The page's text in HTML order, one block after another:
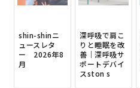
shin-shinニ
ュースレタ
ー 2026年8
月
深呼吸で肩こ
りと睡眠を改
善｜深呼吸サ
ポートデバイ
スston s